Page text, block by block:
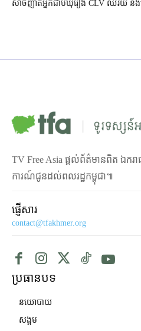
សាច់ញាតិអ្នកជាប់ឃុំរឿង CLV ឈរយំ និងដ
TV Free Asia ផ្ដល់ព័ត៌មានពិត ឯករាជ្
ការណ៍ជូនដល់ពលរដ្ឋកម្ពុជា៕
ផ្ញើសារ
contact@tfakhmer.org
ប្រធានបទ
នយោបាយ
សង្គម